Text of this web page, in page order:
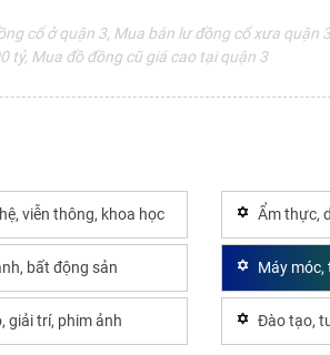
cổ ở quận 3, Mua bán lư đồng cổ xưa
tỷ, Mua đồ đồng cũ giá cao tại quận 3
viễn thông, khoa học Ẩm thực,
bất động sản Máy móc,
giải trí, phim ảnh Đào tạo,